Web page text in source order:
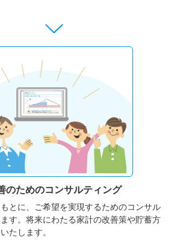
のためのコンサルティング
とに、ご希望を実現するためのコンサル
す。将来にわたる家計の改善策や貯蓄方
たします。